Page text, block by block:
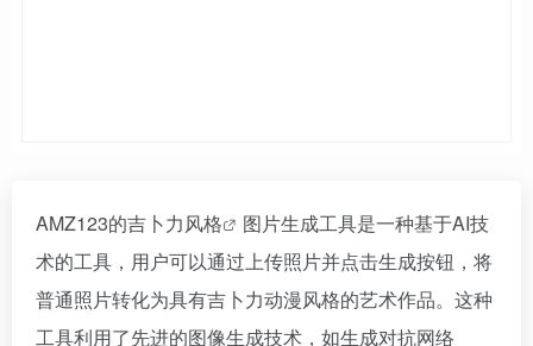
AMZ123的吉卜力风格
图片生成工具是一种基于AI技
术的工具，用户可以通过上传照片并点击生成按钮，将
普通照片转化为具有吉卜力动漫风格的艺术作品。这种
工具利用了先进的图像生成技术，如生成对抗网络